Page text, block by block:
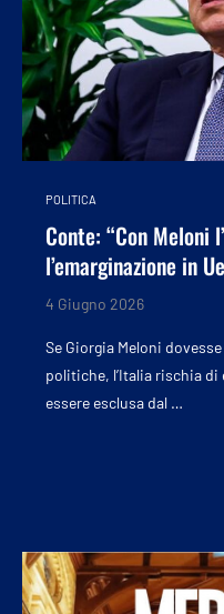
POLITICA
Conte: “Con Meloni
l’emarginazione in
4 Giugno 2026
Se Giorgia Meloni
politiche, l’Italia rischia di
essere esclusa dal …